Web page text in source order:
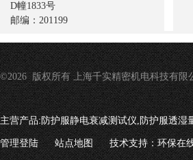
D幢1833号
邮编：201199
©2026 版权所有 上海千实精密机电科技有限
主营产品:防护服静电衰减测试仪,防护服透湿
管理登陆 站点地图 技术支持：环保在